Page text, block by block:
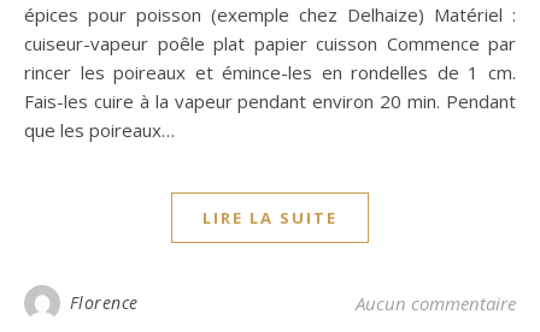
épices pour poisson (exemple chez Delhaize) Matériel :
cuiseur-vapeur poêle plat papier cuisson Commence par
rincer les poireaux et émince-les en rondelles de 1 cm.
Fais-les cuire à la vapeur pendant environ 20 min. Pendant
que les poireaux…
LIRE LA SUITE
Florence Aucun commentaire